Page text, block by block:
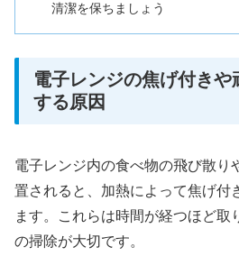
清潔を保ちましょう
電子レンジの焦げ付きや
する原因
電子レンジ内の食べ物の飛び散り
置されると、加熱によって焦げ付
ます。これらは時間が経つほど取
の掃除が大切です。